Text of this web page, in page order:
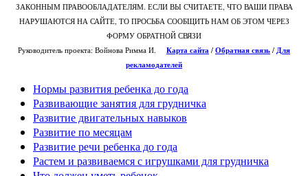
ЗАКОННЫМ ПРАВООБЛАДАТЕЛЯМ. ЕСЛИ ВЫ СЧИТАЕТЕ, ЧТО ВАШИ ПРАВА
НАРУШАЮТСЯ НА САЙТЕ, ТО ПРОСЬБА СООБЩИТЬ НАМ ОБ ЭТОМ ЧЕРЕЗ
ФОРМУ ОБРАТНОЙ СВЯЗИ
Руководитель проекта: Войнова Римма И. Карта сайта / Обратная связь / Для
рекламодателей
Нормы развития ребенка до года
Развивающие занятия для грудничка
Развитие двигательных навыков
Развитие по месяцам
Развитие речи ребенка до года
Растем и развиваемся с игрушками для грудничка